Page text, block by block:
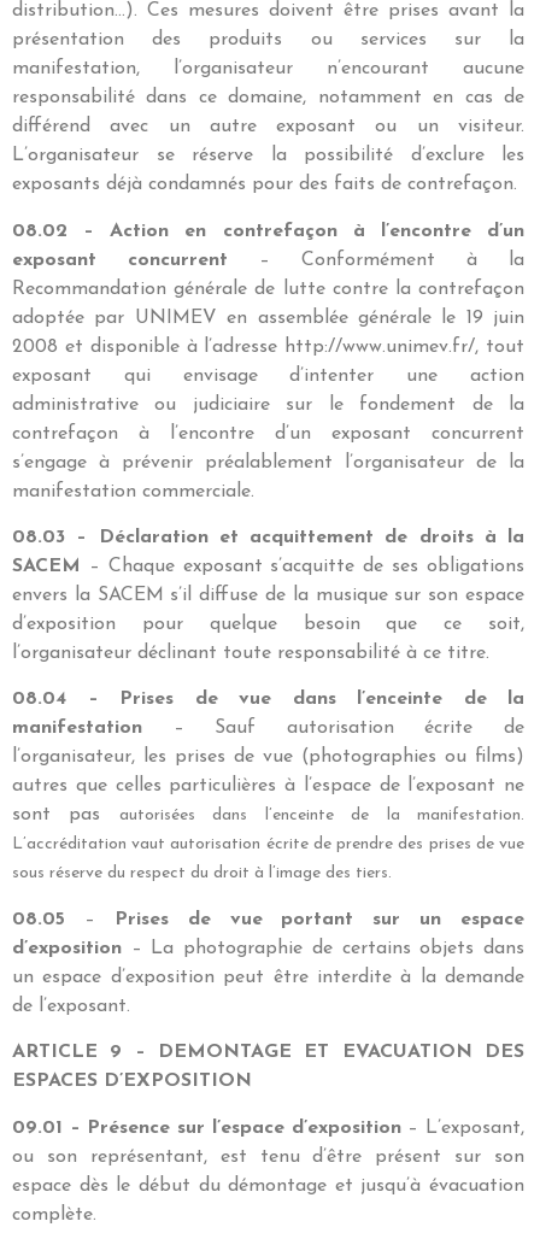
distribution…). Ces mesures doivent être prises avant la
présentation des produits ou services sur la
manifestation, l’organisateur n’encourant aucune
responsabilité dans ce domaine, notamment en cas de
différend avec un autre exposant ou un visiteur.
L’organisateur se réserve la possibilité d’exclure les
exposants déjà condamnés pour des faits de contrefaçon.
08.02 – Action en contrefaçon à l’encontre d’un
exposant concurrent – Conformément à la
Recommandation générale de lutte contre la contrefaçon
adoptée par UNIMEV en assemblée générale le 19 juin
2008 et disponible à l’adresse http://www.unimev.fr/, tout
exposant qui envisage d’intenter une action
administrative ou judiciaire sur le fondement de la
contrefaçon à l’encontre d’un exposant concurrent
s’engage à prévenir préalablement l’organisateur de la
manifestation commerciale.
08.03 – Déclaration et acquittement de droits à la
SACEM
– Chaque exposant s’acquitte de ses obligations
envers la SACEM s’il diffuse de la musique sur son espace
d’exposition pour quelque besoin que ce soit,
l’organisateur déclinant toute responsabilité à ce titre.
08.04 – Prises de vue dans l’enceinte de la
manifestation – Sauf autorisation écrite de
l’organisateur, les prises de vue (photographies ou films)
autres que celles particulières à l’espace de l’exposant ne
sont pas autorisées dans l’enceinte de la manifestation.
L’accréditation vaut autorisation écrite de prendre des prises de vue
sous réserve du respect du droit à l’image des tiers.
08.05 –
Prises de vue portant sur un espace
d’exposition – La photographie de certains objets dans
un espace d’exposition peut être interdite à la demande
de l’exposant.
ARTICLE 9 – DEMONTAGE ET EVACUATION DES
ESPACES D’EXPOSITION
09.01 – Présence sur l’espace d’exposition – L’exposant,
ou son représentant, est tenu d’être présent sur son
espace dès le début du démontage et jusqu’à évacuation
complète.